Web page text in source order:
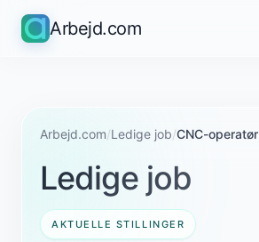
Arbejd.com
Arbejd.com/Ledige job/CNC-operatør
Ledige job
AKTUELLE STILLINGER